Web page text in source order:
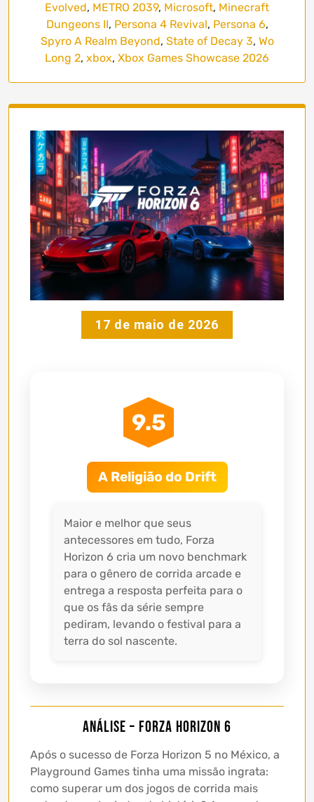
Evolved, METRO 2039, Microsoft, Minecraft
Dungeons II, Persona 4 Revival, Persona 6,
Spyro A Realm Beyond, State of Decay 3, Wo
Long 2, xbox, Xbox Games Showcase 2026
17 de maio de 2026
9.5
A Religião do Drift
Maior e melhor que seus
antecessores em tudo, Forza
Horizon 6 cria um novo benchmark
para o gênero de corrida arcade e
entrega a resposta perfeita para o
que os fãs da série sempre
pediram, levando o festival para a
terra do sol nascente.
Análise – Forza Horizon 6
Após o sucesso de Forza Horizon 5 no México, a
Playground Games tinha uma missão ingrata:
como superar um dos jogos de corrida mais